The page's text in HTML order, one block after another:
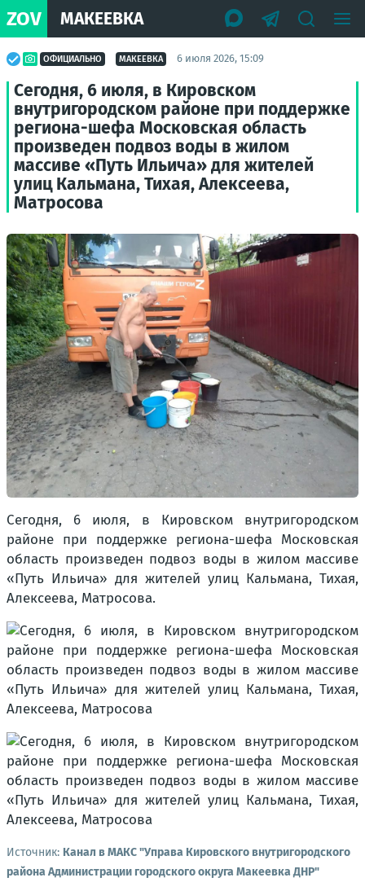
ZOV МАКЕЕВКА
ОФИЦИАЛЬНО МАКЕЕВКА 6 июля 2026, 15:09
Сегодня, 6 июля, в Кировском
внутригородском районе при поддержке
региона-шефа Московская область
произведен подвоз воды в жилом
массиве «Путь Ильича» для жителей
улиц Кальмана, Тихая, Алексеева,
Матросова
Сегодня, 6 июля, в Кировском внутригородском
районе при поддержке региона-шефа Московская
область произведен подвоз воды в жилом массиве
«Путь Ильича» для жителей улиц Кальмана, Тихая,
Алексеева, Матросова.
Источник: Канал в МАКС "Управа Кировского внутригородского
района Администрации городского округа Макеевка ДНР"